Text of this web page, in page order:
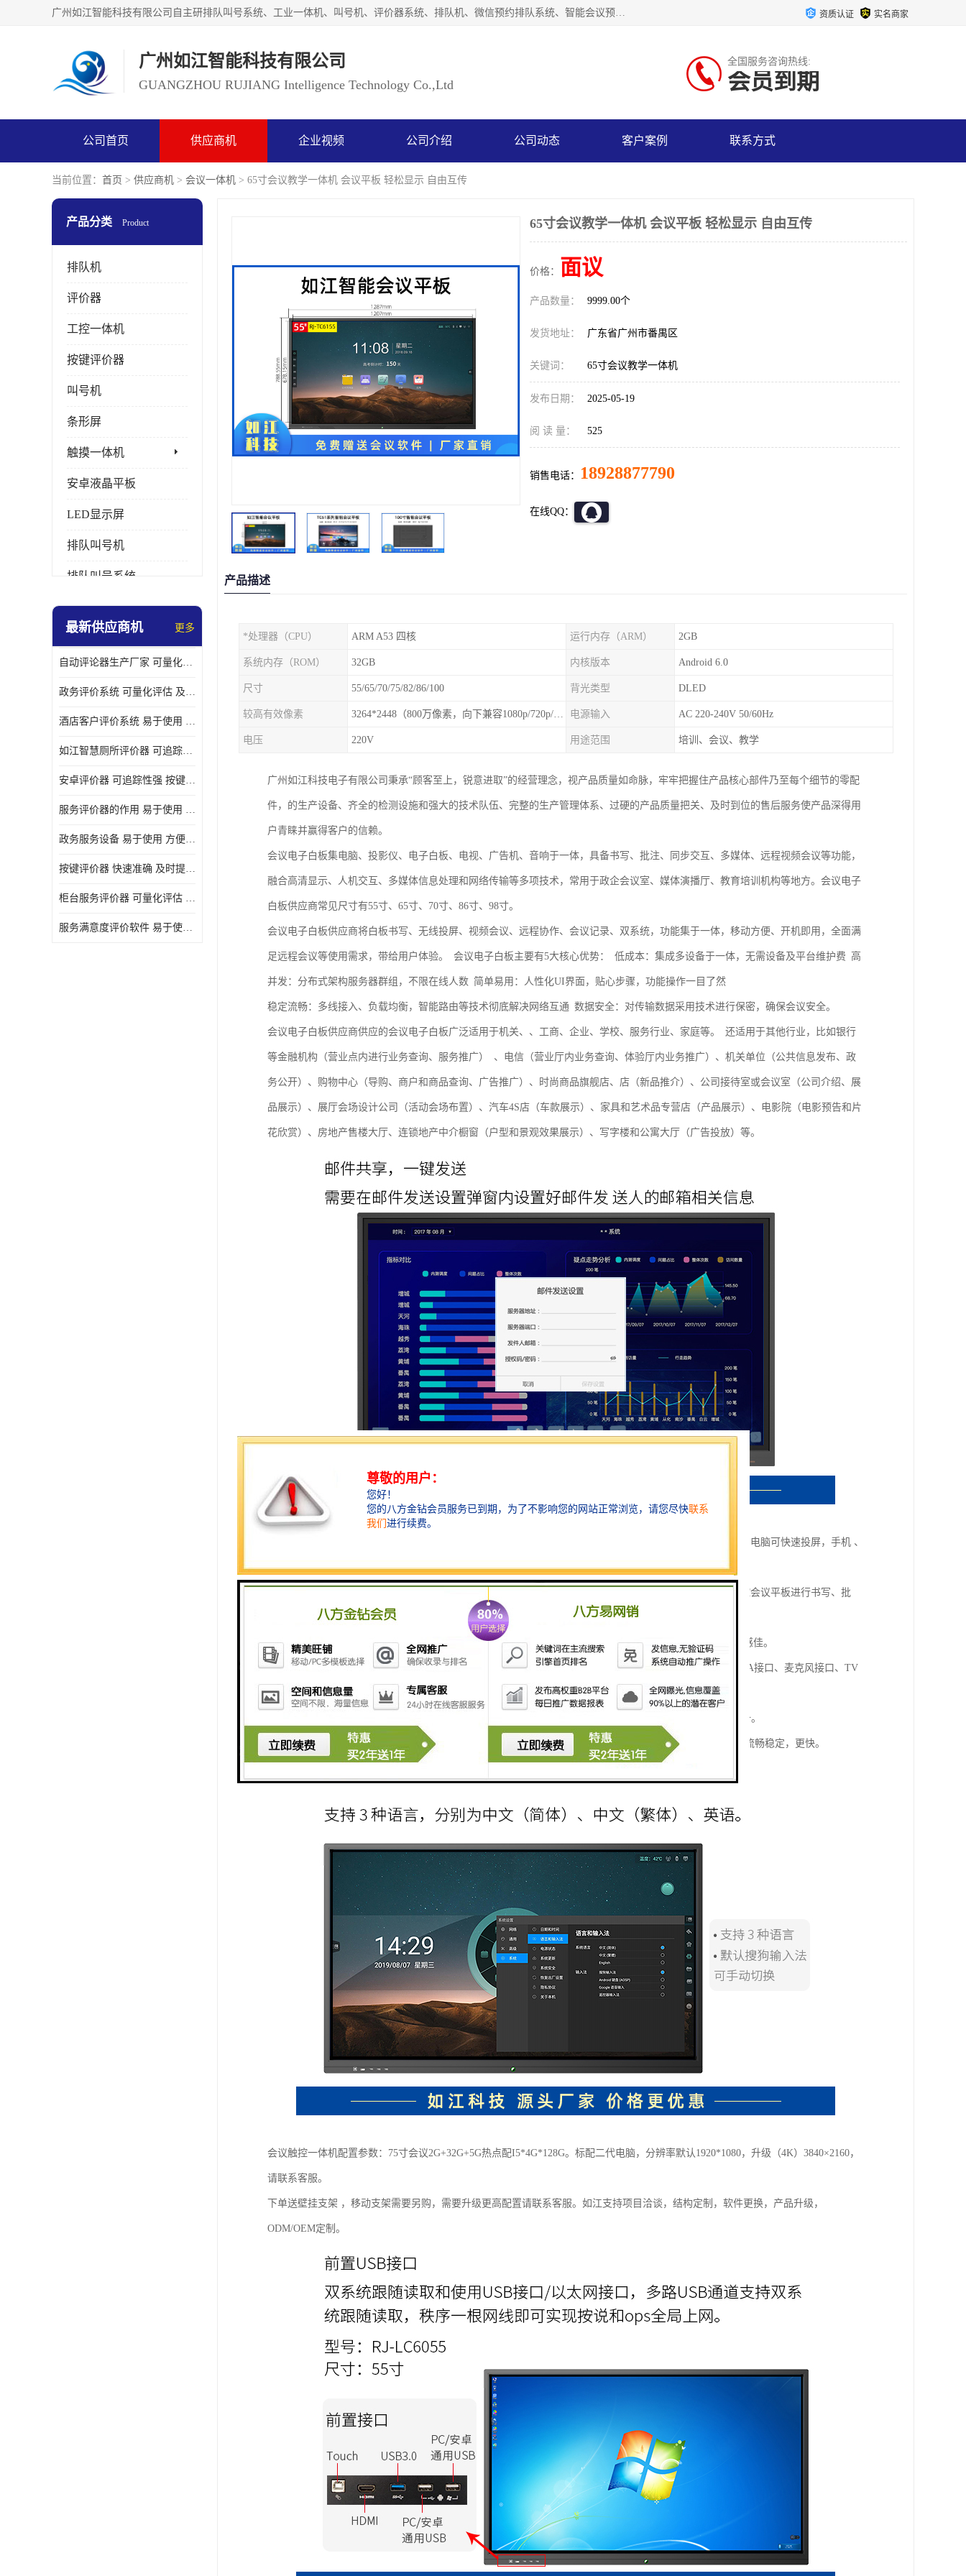
广州如江智能科技有限公司自主研排队叫号系统、工业一体机、叫号机、评价器系统、排队机、微信预约排队系统、智能会议预约系统、自助终端机、自助查询机、LED显示屏、触控一体机、平板会议一体机、教学一体机、室户外液晶广告机等生产以及解决方案，是一家高新技术企业，支持软硬件定制，全国上门安装售后服务。 资质认证 实名商家
广州如江智能科技有限公司
GUANGZHOU RUJIANG Intelligence Technology Co.,Ltd
全国服务咨询热线:
会员到期
公司首页 供应商机 企业视频 公司介绍 公司动态 客户案例 联系方式
当前位置： 首页 > 供应商机 > 会议一体机 > 65寸会议教学一体机 会议平板 轻松显示 自由互传
产品分类 Product
排队机
评价器
工控一体机
按键评价器
叫号机
条形屏
触摸一体机
安卓液晶平板
LED显示屏
排队叫号机
排队叫号系统
拼接屏
壁挂广告机
液晶广告机
最新供应商机 更多
自动评论器生产厂家 可量化评估 适用于多种应用场景
政务评价系统 可量化评估 及时提供反馈
酒店客户评价系统 易于使用 按键响应速度
如江智慧厕所评价器 可追踪性强 及时提供反馈
安卓评价器 可追踪性强 按键响应速度
服务评价器的作用 易于使用 按键响应速度
政务服务设备 易于使用 方便数据记录和分析
按键评价器 快速准确 及时提供反馈
柜台服务评价器 可量化评估 及时提供反馈
服务满意度评价软件 易于使用 及时提供反馈
65寸会议教学一体机 会议平板 轻松显示 自由互传
价格： 面议
产品数量： 9999.00个
发货地址： 广东省广州市番禺区
关键词： 65寸会议教学一体机
发布日期： 2025-05-19
阅 读 量： 525
销售电话： 18928877790
在线QQ：
产品描述
*处理器（CPU） ARM A53 四核 运行内存（ARM） 2GB
系统内存（ROM） 32GB 内核版本 Android 6.0
尺寸 55/65/70/75/82/86/100 背光类型 DLED
较高有效像素 3264*2448（800万像素，向下兼容1080p/720p/480i等常用分辨率） 电源输入 AC 220-240V 50/60Hz
电压 220V 用途范围 培训、会议、教学
广州如江科技电子有限公司秉承“顾客至上，锐意进取”的经营理念，视产品质量如命脉，牢牢把握住产品核心部件乃至每个细节的零配
件，的生产设备、齐全的检测设施和强大的技术队伍、完整的生产管理体系、过硬的产品质量把关、及时到位的售后服务使产品深得用
户青睐并赢得客户的信赖。
会议电子白板集电脑、投影仪、电子白板、电视、广告机、音响于一体，具备书写、批注、同步交互、多媒体、远程视频会议等功能，
融合高清显示、人机交互、多媒体信息处理和网络传输等多项技术，常用于政企会议室、媒体演播厅、教育培训机构等地方。会议电子
白板供应商常见尺寸有55寸、65寸、70寸、86寸、98寸。
会议电子白板供应商将白板书写、无线投屏、视频会议、远程协作、会议记录、双系统，功能集于一体，移动方便、开机即用，全面满
足远程会议等使用需求，带给用户体验。 会议电子白板主要有5大核心优势： 低成本：集成多设备于一体，无需设备及平台维护费 高
并发：分布式架构服务器群组，不限在线人数 简单易用：人性化UI界面，贴心步骤，功能操作一目了然
稳定流畅：多线接入、负载均衡，智能路由等技术彻底解决网络互通 数据安全：对传输数据采用技术进行保密，确保会议安全。
会议电子白板供应商供应的会议电子白板广泛适用于机关、、工商、企业、学校、服务行业、家庭等。 还适用于其他行业，比如银行
等金融机构（营业点内进行业务查询、服务推广） 、电信（营业厅内业务查询、体验厅内业务推广）、机关单位（公共信息发布、政
务公开）、购物中心（导购、商户和商品查询、广告推广）、时尚商品旗舰店、店（新品推介）、公司接待室或会议室（公司介绍、展
品展示）、展厅会场设计公司（活动会场布置）、汽车4S店（车款展示）、家具和艺术品专营店（产品展示）、电影院（电影预告和片
花欣赏）、房地产售楼大厅、连锁地产中介橱窗（户型和景观效果展示）、写字楼和公寓大厅（广告投放）等。
会议平板支持一点即付，小屏轻松投大屏：支持电脑、平板、手机多端自由连接，通过无线传屏和传屏软件，电脑可快速投屏，手机 、
平板扫码即连，同时支持多至四台设备分屏显示，对比展示一目了然。
会议平板支持双向操控，互动灵活：无线传屏，在会议平板上可反向操控电脑，也可使用手机、平板直接操控会议平板进行书写、批
注、文稿演示等 ，实现双向的灵活互动。
会议平板支持防紫光触感佳：普通触摸屏，有眩光，接触的时候容易粘手，不顺畅；如江触摸屏，防眩光/触感佳。
会议平板一体机细节说明：开产在机、信号源、主菜单、主页、节能 模式、增加音量、减小音量、电脑、TGA接口、麦克风接口、TV
接口、电脑接口、高清接口、触动接口等等。
无线扩展：非定制款，定制请咨询客服，多种对口，VGA、USB、LAN、HDMI、AUDIO、MIC、WIFI等设备。
会议平板内置无线WIFI：强劲的WIFI技术，使用双根信号线，比普通信号线接收信号更强。比传统技术更加流畅稳定，更快。
会议触控一体机配置参数：75寸会议2G+32G+5G热点配I5*4G*128G。标配二代电脑，分辨率默认1920*1080，升级（4K）3840×2160，
请联系客服。
下单送壁挂支架 ，移动支架需要另购，需要升级更高配置请联系客服。如江支持项目洽谈，结构定制，软件更换，产品升级，
ODM/OEM定制。